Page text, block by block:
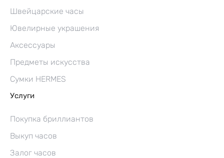
Швейцарские часы
Ювелирные украшения
Аксессуары
Предметы искусства
Сумки HERMES
Услуги
Покупка бриллиантов
Выкуп часов
Залог часов